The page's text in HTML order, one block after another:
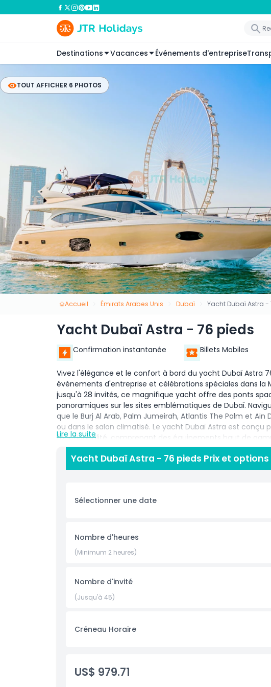
Destinations Vacances Événements d'entreprise
TOUT AFFICHER 6 PHOTOS
Accueil Émirats Arabes Unis Dubaï Yacht Dubaï Astra -
Yacht Dubaï Astra - 76 pieds
Confirmation instantanée Billets Mobiles
Vivez l'élégance et le confort à bord du yacht Dubaï Astra
événements d'entreprise et célébrations spéciales dans la
jusqu'à 28 invités, ce magnifique yacht offre des ponts
panoramiques sur les sites emblématiques de Dubaï.
que le Burj Al Arab, Palm Jumeirah, Atlantis The Palm et
ou dans le salon climatisé. Le yacht Dubaï Astra est
fonctionnalité, comprenant des équipements haut de
sièges confortables et des serviettes fraîches. Un
une croisière sûre, fluide et mémorable. Les clients
avec des options de restauration telles qu'un barbecue
anniversaire, organisiez un rassemblement d'entreprise ou
le yacht Dubaï Astra 76 pieds offre une expérience de
Points forts
Code vestimentaire
Lire la suite
Yacht Dubaï Astra - 76 pieds Prix et options
Sélectionner une date
Nombre d'heures
(Minimum 2 heures)
Nombre d'invité
(Jusqu'à 45)
Créneau Horaire
US$ 979.71